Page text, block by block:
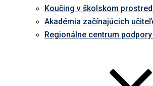
Koučing v školskom
Akadémia začínajúcich
Regionálne centrum